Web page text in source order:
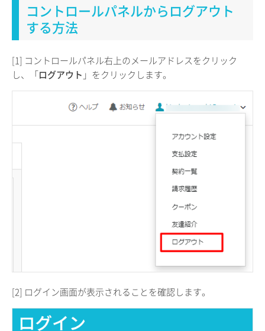
コントロールパネルからログアウト
する方法
[1] コントロールパネル右上のメールアドレスをクリック
し、「ログアウト 」をクリックします。
[2] ログイン画面が表示されることを確認します。